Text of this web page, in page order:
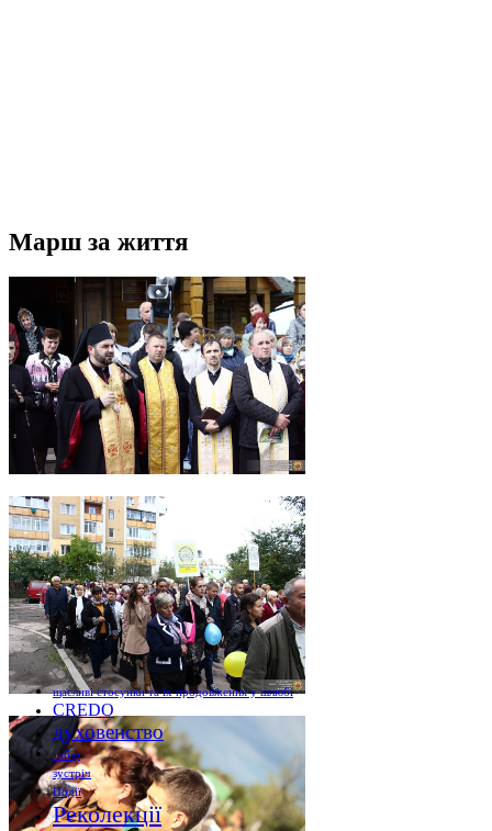
Марш за життя
щасливі стосунки та їх продовження у шлюбі
CREDO
духовенство
табір
зустріч
Події
Реколекції